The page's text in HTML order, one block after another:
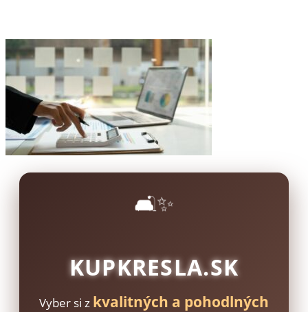
🛋️✨
KUPKRESLA.SK
Vyber si z kvalitných a pohodlných